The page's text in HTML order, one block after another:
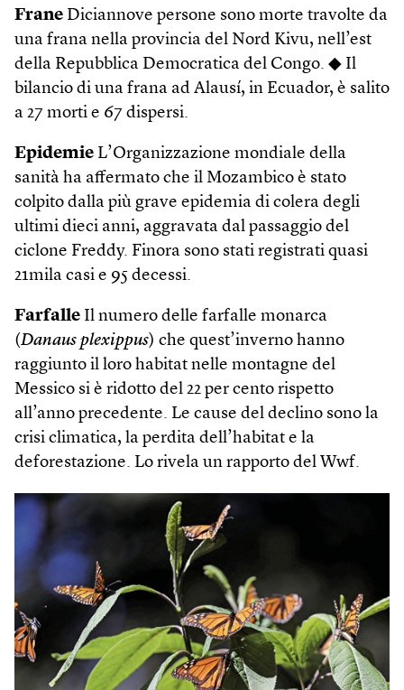
Frane Diciannove persone sono morte travolte da
una frana nella provincia del Nord Kivu, nell’est
della Repubblica Democratica del Congo. ◆ Il
bilancio di una frana ad Alausí, in Ecuador, è salito
a 27 morti e 67 dispersi.
Epidemie L’Organizzazione mondiale della
sanità ha affermato che il Mozambico è stato
colpito dalla più grave epidemia di colera degli
ultimi dieci anni, aggravata dal passaggio del
ciclone Freddy. Finora sono stati registrati quasi
21mila casi e 95 decessi.
Farfalle Il numero delle farfalle monarca
(Danaus plexippus) che quest’inverno hanno
raggiunto il loro habitat nelle montagne del
Messico si è ridotto del 22 per cento rispetto
all’anno precedente. Le cause del declino sono la
crisi climatica, la perdita dell’habitat e la
deforestazione. Lo rivela un rapporto del Wwf.